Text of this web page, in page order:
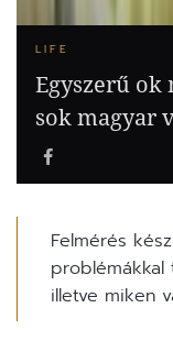
LIFE
Egyszerű
sok magyar
Felmérés
problémákkal
illetve miken